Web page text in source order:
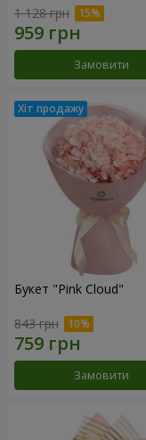
1 128 грн
Замовити
Букет "Pink Cloud"
843 грн
Замовити